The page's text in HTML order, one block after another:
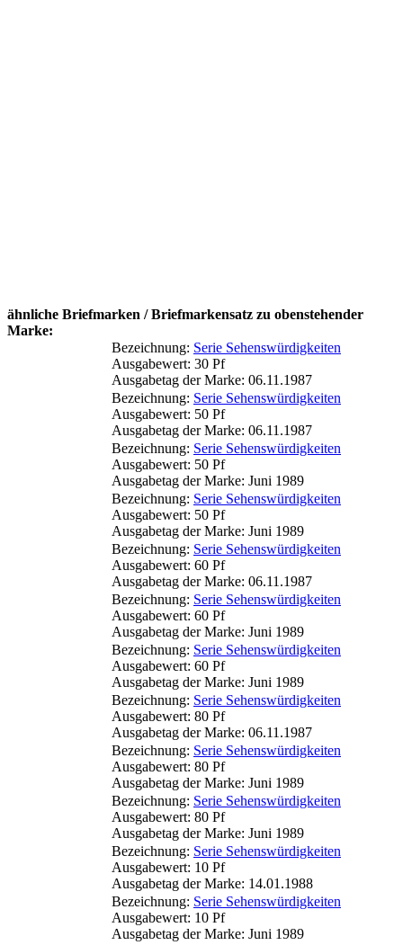
ähnliche Briefmarken / Briefmarkensatz zu obenstehender
Marke:
Bezeichnung: Serie Sehenswürdigkeiten
Ausgabewert: 30 Pf
Ausgabetag der Marke: 06.11.1987
Bezeichnung: Serie Sehenswürdigkeiten
Ausgabewert: 50 Pf
Ausgabetag der Marke: 06.11.1987
Bezeichnung: Serie Sehenswürdigkeiten
Ausgabewert: 50 Pf
Ausgabetag der Marke: Juni 1989
Bezeichnung: Serie Sehenswürdigkeiten
Ausgabewert: 50 Pf
Ausgabetag der Marke: Juni 1989
Bezeichnung: Serie Sehenswürdigkeiten
Ausgabewert: 60 Pf
Ausgabetag der Marke: 06.11.1987
Bezeichnung: Serie Sehenswürdigkeiten
Ausgabewert: 60 Pf
Ausgabetag der Marke: Juni 1989
Bezeichnung: Serie Sehenswürdigkeiten
Ausgabewert: 60 Pf
Ausgabetag der Marke: Juni 1989
Bezeichnung: Serie Sehenswürdigkeiten
Ausgabewert: 80 Pf
Ausgabetag der Marke: 06.11.1987
Bezeichnung: Serie Sehenswürdigkeiten
Ausgabewert: 80 Pf
Ausgabetag der Marke: Juni 1989
Bezeichnung: Serie Sehenswürdigkeiten
Ausgabewert: 80 Pf
Ausgabetag der Marke: Juni 1989
Bezeichnung: Serie Sehenswürdigkeiten
Ausgabewert: 10 Pf
Ausgabetag der Marke: 14.01.1988
Bezeichnung: Serie Sehenswürdigkeiten
Ausgabewert: 10 Pf
Ausgabetag der Marke: Juni 1989